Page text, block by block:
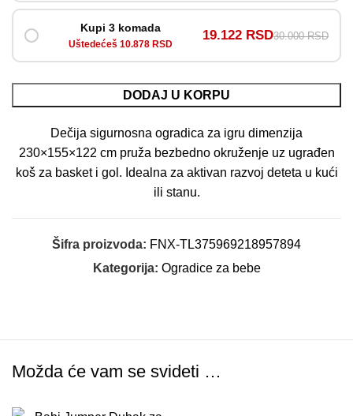
Kupi 3 komada
Uštedećeš 10.878 RSD
19.122 RSD30.000 RSD
DODAJ U KORPU
Dečija sigurnosna ogradica za igru dimenzija
230×155×122 cm pruža bezbedno okruženje uz ugrađen
koš za basket i gol. Idealna za aktivan razvoj deteta u kući
ili stanu.
Šifra proizvoda: FNX-TL375969218957894
Kategorija: Ogradice za bebe
Možda će vam se svideti …